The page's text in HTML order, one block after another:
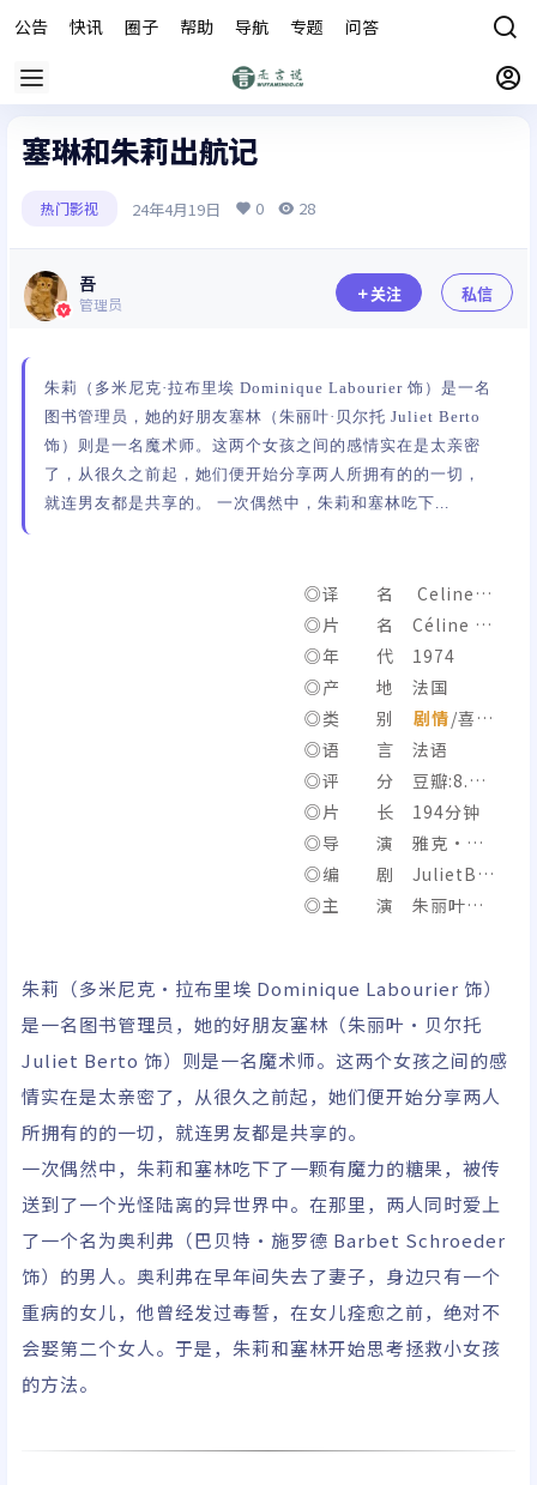
公告 快讯 圈子 帮助 导航 专题 问答
塞琳和朱莉出航记
热门影视 24年4月19日 0 28
吾
管理员 关注 私信
朱莉（多米尼克·拉布里埃 Dominique Labourier 饰）是一名
图书管理员，她的好朋友塞林（朱丽叶·贝尔托 Juliet Berto
饰）则是一名魔术师。这两个女孩之间的感情实在是太亲密
了，从很久之前起，她们便开始分享两人所拥有的的一切，
就连男友都是共享的。 一次偶然中，朱莉和塞林吃下...
◎译 名 Celine a
nd Julie Go Boating /
Phantom Ladies Ove
r Paris
◎片 名 Céline et
Julie vont en bateau
◎年 代 1974
◎产 地 法国
◎类 别 剧情/喜
剧/悬疑/
奇幻
◎语 言 法语
◎评 分 豆瓣:8.4/I
MDb:7.2
◎片 长 194分钟
◎导 演 雅克·里
维特
◎编 剧 JulietBer
to/EduardodeGregor
弗朗丝·皮西尔/雅克·
里维特
◎主 演 朱丽叶·
朱莉（多米尼克·拉布里埃 Dominique Labourier 饰）
是一名图书管理员，她的好朋友塞林（朱丽叶·贝尔托
Juliet Berto 饰）则是一名魔术师。这两个女孩之间的感
情实在是太亲密了，从很久之前起，她们便开始分享两人
所拥有的的一切，就连男友都是共享的。
一次偶然中，朱莉和塞林吃下了一颗有魔力的糖果，被传
送到了一个光怪陆离的异世界中。在那里，两人同时爱上
了一个名为奥利弗（巴贝特·施罗德 Barbet Schroeder
饰）的男人。奥利弗在早年间失去了妻子，身边只有一个
重病的女儿，他曾经发过毒誓，在女儿痊愈之前，绝对不
会娶第二个女人。于是，朱莉和塞林开始思考拯救小女孩
的方法。